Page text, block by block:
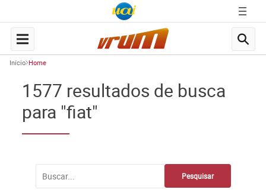
Início Home
1577 resultados de busca
para "fiat"